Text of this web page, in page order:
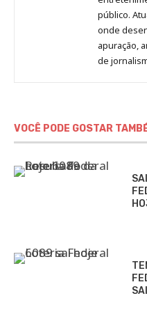
público.
onde
apuração,
de
VOCÊ PODE GOSTAR